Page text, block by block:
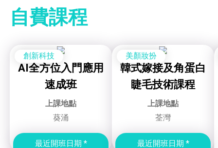
自費課程
創新科技
AI全方位入門應用
速成班
上課地點
葵涌
最近開班日期 *
美顏妝扮
韓式嫁接及角蛋白
睫毛技術課程
上課地點
荃灣
最近開班日期 *